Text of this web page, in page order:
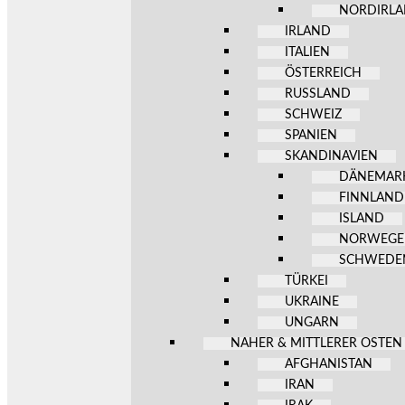
IRLAND
ITALIEN
ÖSTERREICH
RUSSLAND
SCHWEIZ
SPANIEN
SKANDINAVIEN
FINNLAND
ISLAND
TÜRKEI
UKRAINE
UNGARN
NAHER & MITTLERER OSTEN
AFGHANISTAN
IRAN